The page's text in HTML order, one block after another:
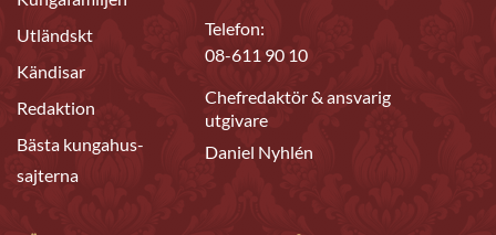
Utländskt
Kändisar
Redaktion
Bästa kungahus-
sajterna
Telefon:
08-611 90 10
Chefredaktör & ansvarig
utgivare
Daniel Nyhlén